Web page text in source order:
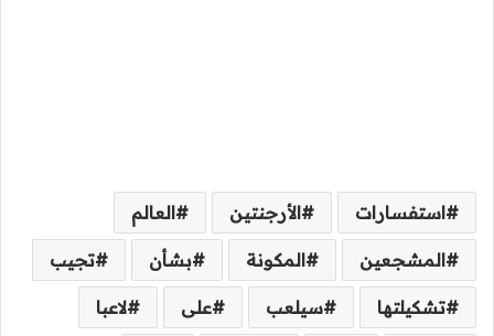
استفسارات الأرجنتين العالم
المشجعين المكونة بشأن تجيب
تشكيلتها سيلعب على لاعبا